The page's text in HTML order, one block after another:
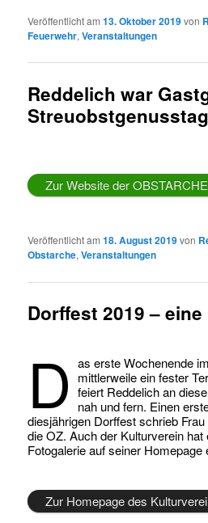
Veröffentlicht am13. Oktober 2019von
Feuerwehr,Veranstaltungen
Reddelich war
Zur Website der OBSTARCHE
Veröffentlicht am18. August 2019von
Obstarche,Veranstaltungen
Dorffest 2019 –
D as erste Wochenende
mittlerweile ein fester
feiert Reddelich an
nah und fern. Einen
diesjährigen Dorffest schrieb
die OZ. Auch der Kulturverein
Fotogalerie auf seiner Homepage
Zur Homepage des